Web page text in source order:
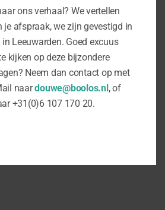
ons verhaal? We vertellen
je afspraak, we zijn gevestigd in
Leeuwarden. Goed excuus
kijken op deze bijzondere
Neem dan contact op met
naardouwe@boolos.nl, of
+31(0)6 107 170 20.